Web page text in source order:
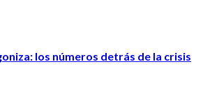
los números detrás de la crisis